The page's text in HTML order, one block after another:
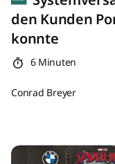
den Kunden
konnte
6 Minuten
Conrad Breyer